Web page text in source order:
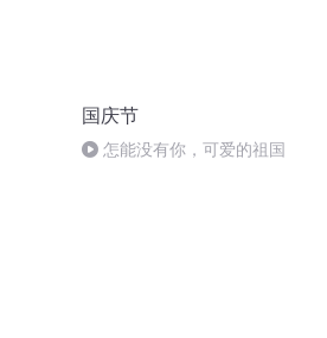
国庆节
怎能没有你，可爱的祖国